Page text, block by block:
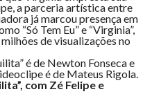
a parceria artística entre
já marcou presença em
“Só Tem Eu” e “Virginia”,
de visualizações no
é de Newton Fonseca e
é de Mateus Rigola.
com Zé Felipe e